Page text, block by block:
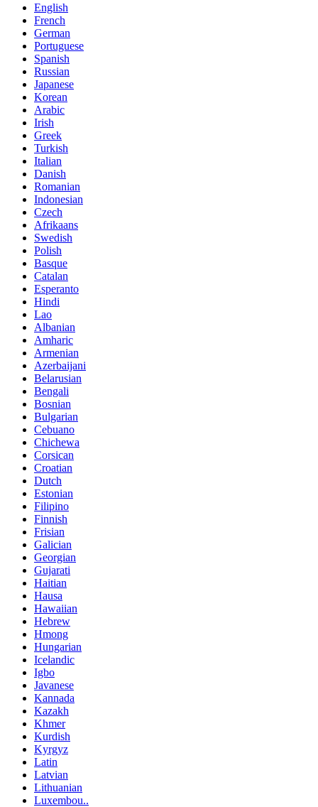
English
French
German
Portuguese
Spanish
Russian
Japanese
Korean
Arabic
Irish
Greek
Turkish
Italian
Danish
Romanian
Indonesian
Czech
Afrikaans
Swedish
Polish
Basque
Catalan
Esperanto
Hindi
Lao
Albanian
Amharic
Armenian
Azerbaijani
Belarusian
Bengali
Bosnian
Bulgarian
Cebuano
Chichewa
Corsican
Croatian
Dutch
Estonian
Filipino
Finnish
Frisian
Galician
Georgian
Gujarati
Haitian
Hausa
Hawaiian
Hebrew
Hmong
Hungarian
Icelandic
Igbo
Javanese
Kannada
Kazakh
Khmer
Kurdish
Kyrgyz
Latin
Latvian
Lithuanian
Luxembou..